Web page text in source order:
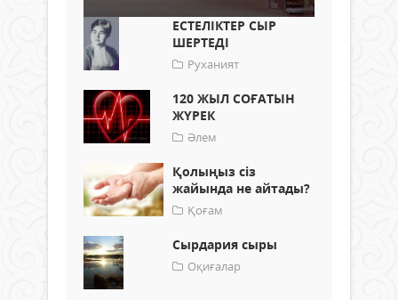
ЕСТЕЛІКТЕР СЫР
ШЕРТЕДІ
Руханият
120 ЖЫЛ СОҒАТЫН
ЖҮРЕК
Әлем
Қолыңыз сіз
жайында не айтады?
Қоғам
Сырдария сыры
Оқиғалар